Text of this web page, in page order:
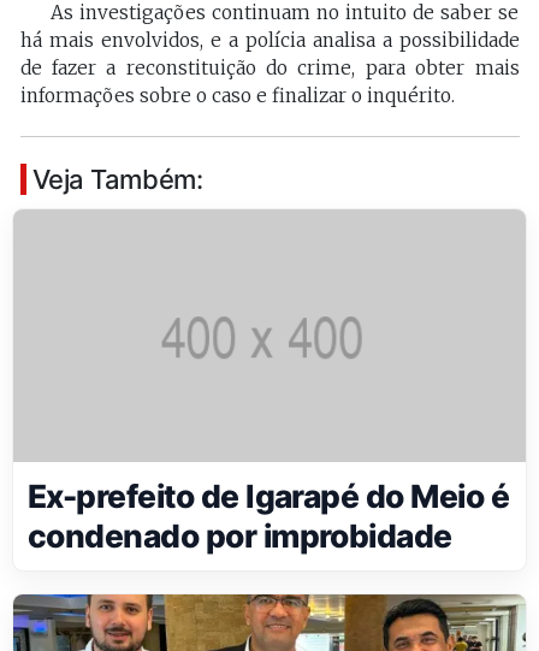
As investigações continuam no intuito de saber se
há mais envolvidos, e a polícia analisa a possibilidade
de fazer a reconstituição do crime, para obter mais
informações sobre o caso e finalizar o inquérito.
Veja Também:
Ex-prefeito de Igarapé do Meio é
condenado por improbidade